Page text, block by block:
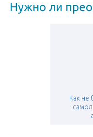
Нужно ли
Как не